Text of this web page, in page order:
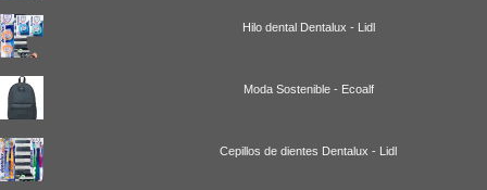
Hilo dental Dentalux - Lidl
Moda Sostenible - Ecoalf
Cepillos de dientes Dentalux - Lidl